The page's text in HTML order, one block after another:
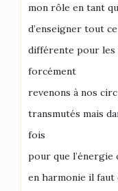
mon rôle en tant
d’enseigner tout
différente pour les
forcément
revenons à nos
transmutés mais
fois
pour que
en harmonie il faut